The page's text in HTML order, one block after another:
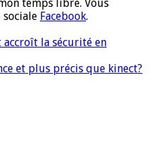
temps libre. Vous
sociale Facebook.
accroît la sécurité en
et plus précis que kinect?